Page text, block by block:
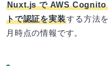
Nuxt.js で AWS Cognito
トで認証を実装する方法
月時点の情報です。